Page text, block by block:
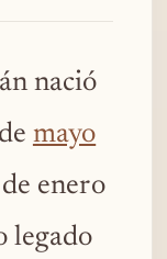
nació
mayo
enero
legado